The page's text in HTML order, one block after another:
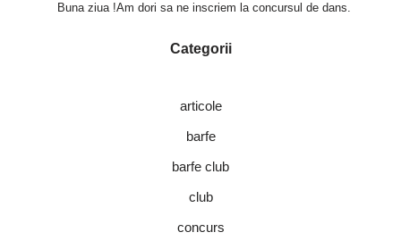
Buna ziua !Am dori sa ne inscriem la concursul de dans.
Categorii
articole
barfe
barfe club
club
concurs